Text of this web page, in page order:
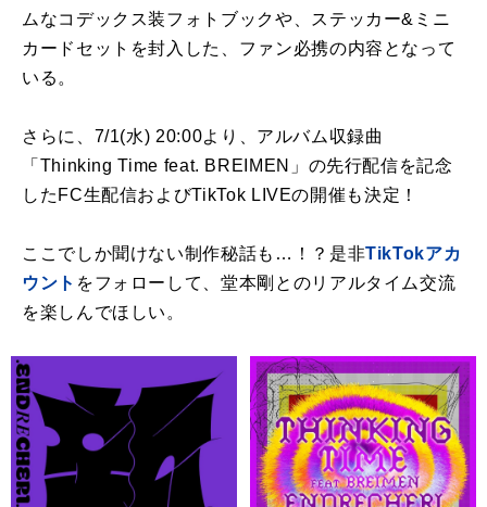
ムなコデックス装フォトブックや、ステッカー& ミニ
カードセットを封入した、ファン必携の内容となって
いる。
さらに、 7/1(水) 20:00より、アルバム収録曲
「 Thinking Time feat. BREIMEN 」の先行配信を記念
した FC生配信およびTikTok LIVEの開催も決定！
ここでしか聞けない制作秘話も…！？是非TikTokアカ
ウント をフォローして、堂本剛とのリアルタイム交流
を楽しんでほしい。